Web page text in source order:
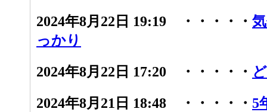
2024年8月22日 19:19 ・・・・・
っかり
2024年8月22日 17:20 ・・・・・
2024年8月21日 18:48 ・・・・・ 5